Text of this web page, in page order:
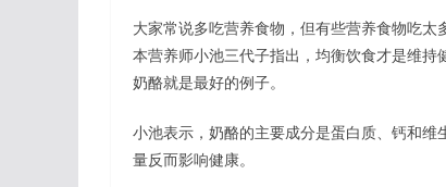
大家常说多吃营养食物，但有些营养食物吃太
本营养师小池三代子指出，均衡饮食才是维持
奶酪就是最好的例子。
小池表示，奶酪的主要成分是蛋白质、钙和
量反而影响健康。